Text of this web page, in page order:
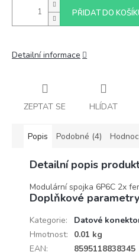
PŘIDAT DO
Detailní informace
ZEPTAT SE HLÍDAT
Popis Podobné (4)
Detailní popis
Modulární spojka 6P6C 2x
Doplňkové parametry
Kategorie:
Datové
Hmotnost:
0.01 kg
EAN: 8595118838345